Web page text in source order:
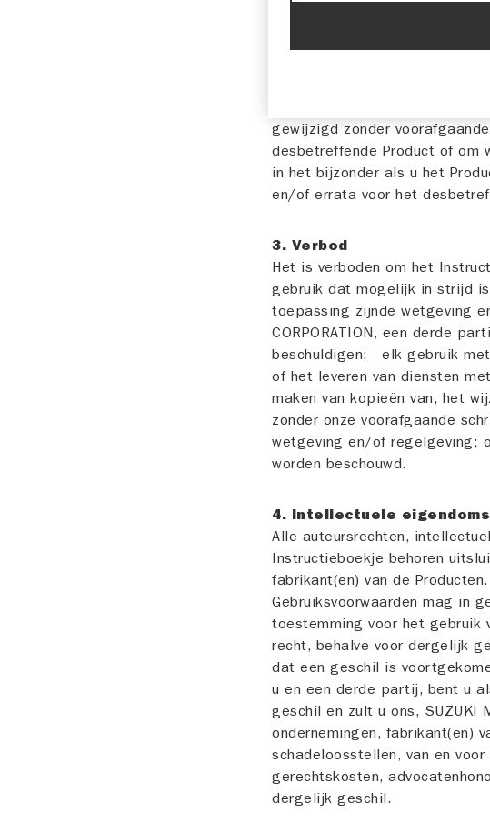
gewijzigd zonder
desbetreffende Product of om
in het bijzonder als u het
en/of errata voor het
3. Verbod
Het is verboden om het
gebruik dat mogelijk in strijd
toepassing zijnde wetgeving
CORPORATION, een derde
beschuldigen; - elk gebruik
of het leveren van diensten
maken van kopieën van, het
zonder onze voorafgaande
wetgeving en/of regelgeving;
worden beschouwd.
4. Intellectuele
Alle auteursrechten,
Instructieboekje behoren
fabrikant(en) van de
Gebruiksvoorwaarden mag in
toestemming voor het gebruik
recht, behalve voor dergelijk
dat een geschil is
u en een derde partij, bent u
geschil en zult u ons, SUZUKI
ondernemingen, fabrikant(en)
schadeloosstellen, van en
gerechtskosten,
dergelijk geschil.